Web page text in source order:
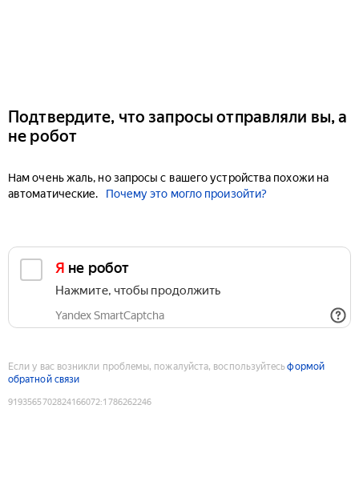
Подтвердите, что запросы отправляли вы, а
не робот
Нам очень жаль, но запросы с вашего устройства похожи на
автоматические.
Почему это могло произойти?
Я не робот
Нажмите, чтобы продолжить
Yandex SmartCaptcha
Если у вас возникли проблемы, пожалуйста, воспользуйтесьформой
обратной связи
9193565702824166072:1786262246